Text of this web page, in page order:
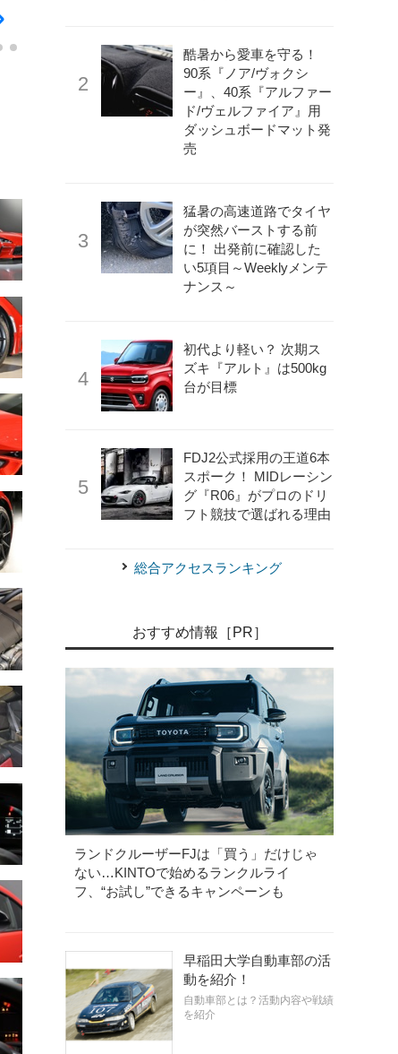
《写真撮影 雪岡直樹》 トヨタ GR 86 プロトタイプ
酷暑から愛車を守る！
90系『ノア/ヴォクシ
ー』、40系『アルファー
ド/ヴェルファイア』用
ダッシュボードマット発
売
猛暑の高速道路でタイヤ
が突然バーストする前
に！ 出発前に確認した
い5項目～Weeklyメンテ
ナンス～
初代より軽い？ 次期ス
ズキ『アルト』は500kg
台が目標
FDJ2公式採用の王道6本
スポーク！ MIDレーシン
グ『R06』がプロのドリ
フト競技で選ばれる理由
総合アクセスランキング
おすすめ情報［PR］
ランドクルーザーFJは「買う」だけじゃ
ない…KINTOで始めるランクルライ
フ、“お試し”できるキャンペーンも
早稲田大学自動車部の活
動を紹介！
自動車部とは？活動内容や戦績
を紹介